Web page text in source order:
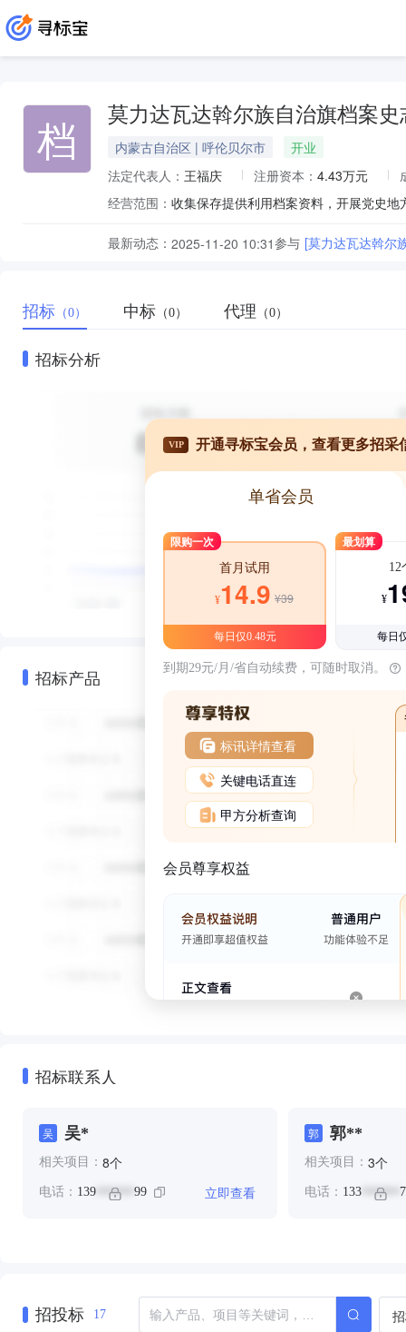
档 莫力达瓦达斡尔族自治旗档案史
内蒙古自治区 | 呼伦贝尔市
开业
法定代表人： 王福庆 注册资本： 4.43万元
经营范围：
最新动态： 2025-11-20 10:31参与 [莫力达瓦达斡尔
招标 （0） 中标 （0） 代理 （0）
招标分析
招标产品
VIP 开通寻标宝会员，查看更多招采
单省会员
限购一次
首月试用
¥14.9 ¥39
每日仅0.48元
最划算
12
¥
每日
到期29元/月/省自动续费，可随时取消。
标讯详情查看
关键电话直连
甲方分析查询
会员尊享权益
招标联系人
吴 吴*
相关项目： 8个
电话： 139 ****** 99 立即查看
郭 郭**
相关项目： 3个
电话： 133******
招投标 17